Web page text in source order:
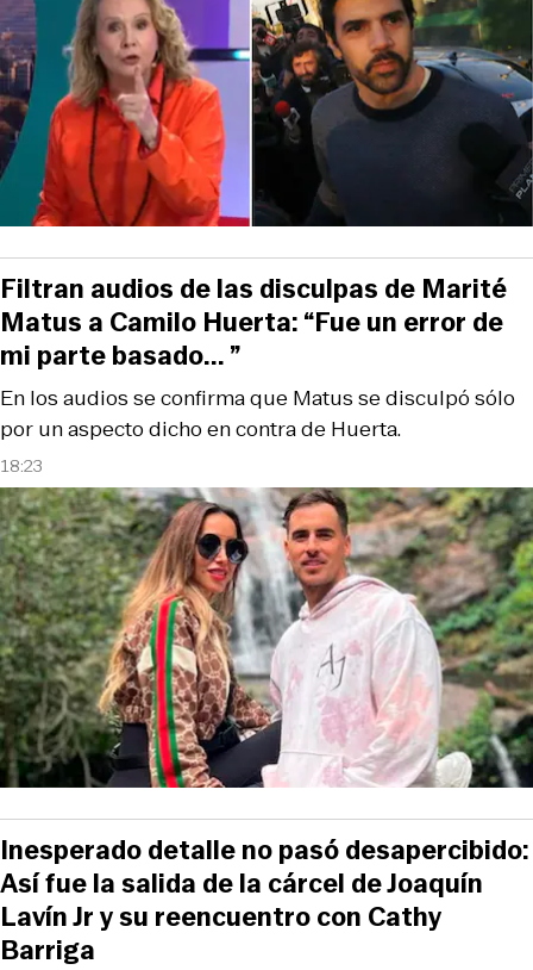
18:23
En los audios se confirma que Matus se disculpó sólo
por un aspecto dicho en contra de Huerta.
Filtran audios de las disculpas de Marité
Matus a Camilo Huerta: “Fue un error de
mi parte basado... ”
Inesperado detalle no pasó desapercibido:
Así fue la salida de la cárcel de Joaquín
Lavín Jr y su reencuentro con Cathy
Barriga